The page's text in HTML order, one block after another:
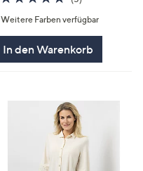
von
5
Weitere Farben verfügbar
In den Warenkorb